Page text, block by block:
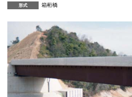
形式 箱桁橋